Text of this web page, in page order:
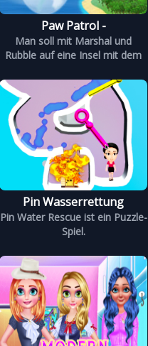
Paw Patrol -
Man soll mit Marshal und
Rubble auf eine Insel mit dem
Pin Wasserrettung
Pin Water Rescue ist ein Puzzle-
Spiel.